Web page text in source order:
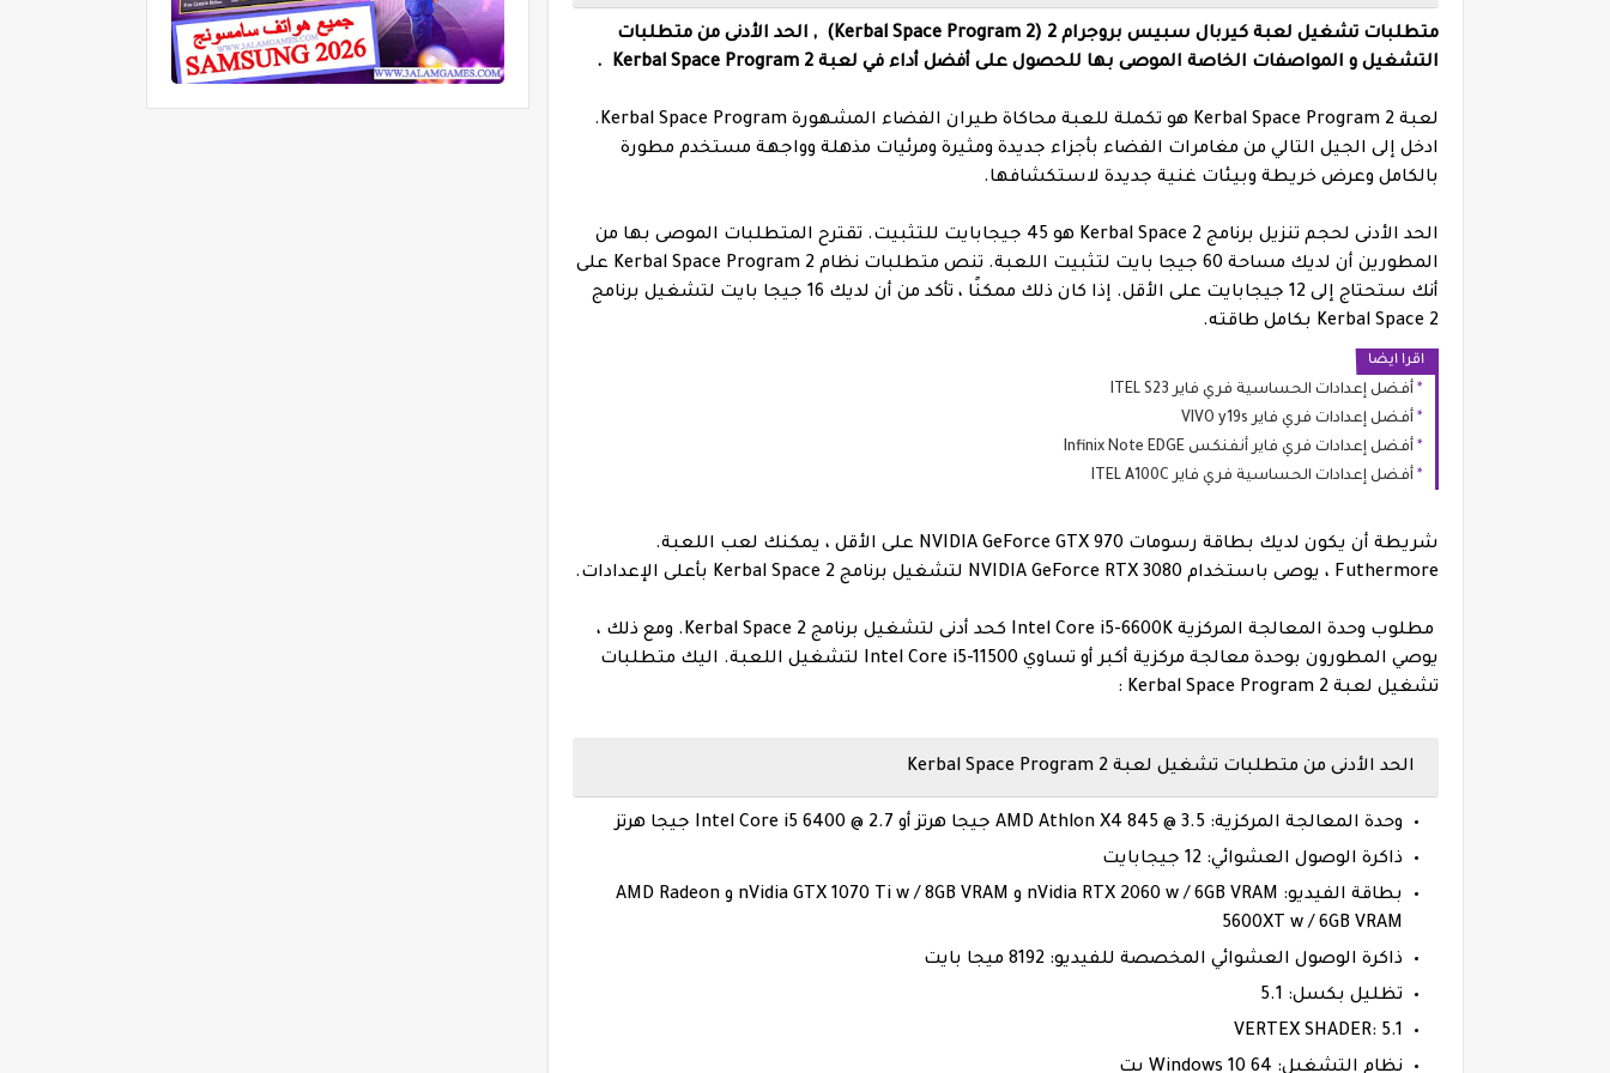
متطلبات تشغيل لعبة كيربال سبيس بروجرام 2 (Kerbal Space Program 2) , الحد الأدنى من متطلبات
التشغيل و المواصفات الخاصة الموصى بها للحصول على أفضل أداء في لعبة Kerbal Space Program 2 .
لعبة Kerbal Space Program 2 هو تكملة للعبة محاكاة طيران الفضاء المشهورة Kerbal Space Program.
ادخل إلى الجيل التالي من مغامرات الفضاء بأجزاء جديدة ومثيرة ومرئيات مذهلة وواجهة مستخدم مطورة
بالكامل وعرض خريطة وبيئات غنية جديدة لاستكشافها.
الحد الأدنى لحجم تنزيل برنامج Kerbal Space 2 هو 45 جيجابايت للتثبيت. تقترح المتطلبات الموصى بها من
المطورين أن لديك مساحة 60 جيجا بايت لتثبيت اللعبة. تنص متطلبات نظام Kerbal Space Program 2 على
أنك ستحتاج إلى 12 جيجابايت على الأقل. إذا كان ذلك ممكنًا ، تأكد من أن لديك 16 جيجا بايت لتشغيل برنامج
Kerbal Space 2 بكامل طاقته.
اقرا ايضا
أفضل إعدادات الحساسية فري فاير ITEL S23
أفضل إعدادات فري فاير VIVO y19s
أفضل إعدادات فري فاير أنفنكس Infinix Note EDGE
أفضل إعدادات الحساسية فري فاير ITEL A100C
شريطة أن يكون لديك بطاقة رسومات NVIDIA GeForce GTX 970 على الأقل ، يمكنك لعب اللعبة.
Futhermore ، يوصى باستخدام NVIDIA GeForce RTX 3080 لتشغيل برنامج Kerbal Space 2 بأعلى الإعدادات.
مطلوب وحدة المعالجة المركزية Intel Core i5-6600K كحد أدنى لتشغيل برنامج Kerbal Space 2. ومع ذلك ،
يوصي المطورون بوحدة معالجة مركزية أكبر أو تساوي Intel Core i5-11500 لتشغيل اللعبة. اليك متطلبات
تشغيل لعبة Kerbal Space Program 2 :
الحد الأدنى من متطلبات تشغيل لعبة Kerbal Space Program 2
وحدة المعالجة المركزية: AMD Athlon X4 845 @ 3.5 جيجا هرتز أو Intel Core i5 6400 @ 2.7 جيجا هرتز
ذاكرة الوصول العشوائي: 12 جيجابايت
بطاقة الفيديو: nVidia RTX 2060 w / 6GB VRAM و nVidia GTX 1070 Ti w / 8GB VRAM و AMD Radeon
5600XT w / 6GB VRAM
ذاكرة الوصول العشوائي المخصصة للفيديو: 8192 ميجا بايت
تظليل بكسل: 5.1
VERTEX SHADER: 5.1
نظام التشغيل: Windows 10 64 بت